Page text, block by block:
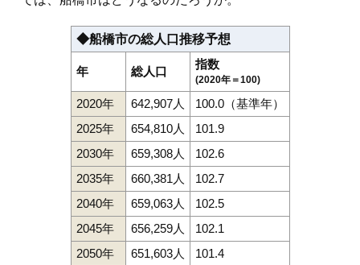
◆船橋市の総人口推移予想
年 総人口
指数
(2020年＝100)
2020年 642,907人
100.0（基準年）
2025年
654,810人
101.9
2030年
659,308人
102.6
2035年
660,381人
102.7
2040年
659,063人
102.5
2045年
656,259人
102.1
2050年
651,603人 101.4